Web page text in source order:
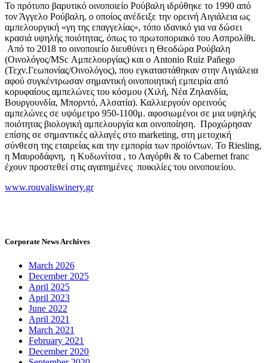
To πρότυπο βαρυτικό οινοποιείο Ρούβαλη ιδρύθηκε το 1990 από
τον Άγγελο Ρούβαλη, ο οποίος ανέδειξε την ορεινή Αιγιάλεια ως
αμπελουργική «γη της επαγγελίας», τόπο ιδανικό για να δώσει
κρασιά υψηλής ποιότητας, όπως το πρωτοποριακό του Ασπρολίθι.
Από το 2018 το οινοποιείο διευθύνει η Θεοδώρα Ρούβαλη
(Οινολόγος/MSc Αμπελουργίας) και ο Antonio Ruiz Pañego
(Τεχν.Γεωπονίας/Οινολόγος), που εγκαταστάθηκαν στην Αιγιάλεια
αφού συγκέντρωσαν σημαντική οινοποιητική εμπειρία από
κορυφαίους αμπελώνες του κόσμου (Χιλή, Νέα Ζηλανδία,
Βουργουνδία, Μπορντό, Αλσατία). Καλλιεργούν ορεινούς
αμπελώνες σε υψόμετρο 950-1100μ. αφοσιωμένοι σε μια υψηλής
ποιότητας βιολογική αμπελουργία και οινοποίηση. Προχώρησαν
επίσης σε σημαντικές αλλαγές στο marketing, στη μετοχική
σύνθεση της εταιρείας και την εμπορία των προϊόντων. Το Riesling,
η Μαυροδάφνη, η Κυδωνίτσα , το Λαγόρθι & το Cabernet franc
έχουν προστεθεί στις αγαπημένες ποικιλίες του οινοποιείου.
www.rouvaliswinery.gr
Corporate News Archives
March 2026
December 2025
April 2025
April 2023
June 2022
April 2021
March 2021
February 2021
December 2020